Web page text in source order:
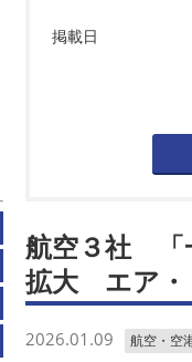
掲載日
航空３社 「
拡大 エア・
2026.01.09 航空・空